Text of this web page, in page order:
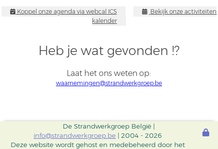
Koppel onze agenda via webcal ICS
Bekijk onze activiteiten
kalender
Heb je wat gevonden !?
Laat het ons weten op:
waarnemingen@strandwerkgroep.be
De Strandwerkgroep België |
info@strandwerkgroep.be | 2004 - 2026
Deze website wordt gehost en medebeheerd door het